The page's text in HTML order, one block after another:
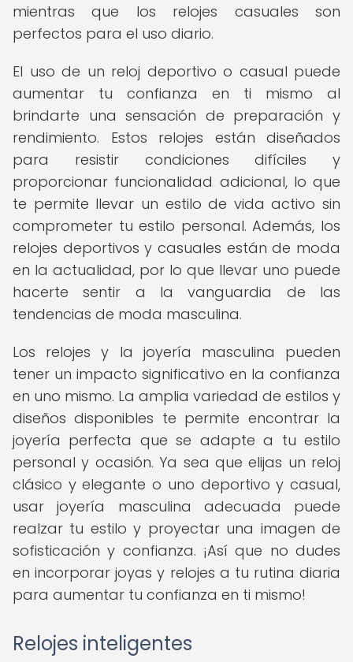
mientras que los relojes casuales son
perfectos para el uso diario.
El uso de un reloj deportivo o casual puede
aumentar tu confianza en ti mismo al
brindarte una sensación de preparación y
rendimiento. Estos relojes están diseñados
para resistir condiciones difíciles y
proporcionar funcionalidad adicional, lo que
te permite llevar un estilo de vida activo sin
comprometer tu estilo personal. Además, los
relojes deportivos y casuales están de moda
en la actualidad, por lo que llevar uno puede
hacerte sentir a la vanguardia de las
tendencias de moda masculina.
Los relojes y la joyería masculina pueden
tener un impacto significativo en la confianza
en uno mismo. La amplia variedad de estilos y
diseños disponibles te permite encontrar la
joyería perfecta que se adapte a tu estilo
personal y ocasión. Ya sea que elijas un reloj
clásico y elegante o uno deportivo y casual,
usar joyería masculina adecuada puede
realzar tu estilo y proyectar una imagen de
sofisticación y confianza. ¡Así que no dudes
en incorporar joyas y relojes a tu rutina diaria
para aumentar tu confianza en ti mismo!
Relojes inteligentes